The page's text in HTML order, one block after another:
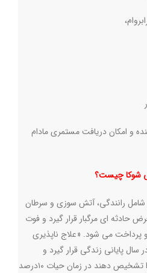
و امکان دریافت مستمری مادام
شوکا چیست؟
شامل رانندگی، آتش سوزی و سرطان
حادثه ای مرگبار قرار گیرد و فوت
او پرداخت می شود. «علاج ناپذیری
سال پایانی زندگی قرار گیرد و
پزشکان معتمد این مسئله را تشخیص دهند در زمان حیات ۱۰درصد